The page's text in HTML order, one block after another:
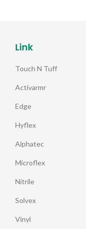
Link
Touch N Tuff
Activarmr
Edge
Hyflex
Alphatec
Microflex
Nitrile
Solvex
Vinyl